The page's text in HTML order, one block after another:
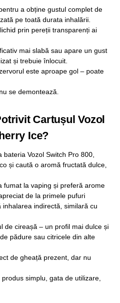
a obține gustul complet de
pe toată durata inhalării.
prin pereții transparenți ai
mai slabă sau apare un gust
și trebuie înlocuit.
este aproape gol – poate
se demontează.
Cartușul Vozol
Ice?
Vozol Switch Pro 800,
și caută o aromă fructată dulce,
fumat la vaping și preferă arome
de la primele pufuri
indirectă, similară cu
de cireașă – un profil mai dulce și
pădure sau citricele din alte
de gheață prezent, dar nu
simplu, gata de utilizare,